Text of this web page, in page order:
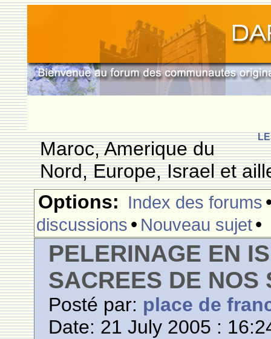
Maroc, Amerique du
Nord, Europe, Israel et
Options: Index des forums
discussions • Nouveau sujet•
PELERINAGE EN
SACREES DE NOS
Posté par: place de
Date: 21 July 2005 :